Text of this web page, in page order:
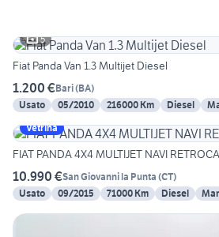
5
Fiat Panda Van 1.3 Multijet Diesel
1.200 €Bari(BA)
Usato
05/2010 216000 Km Diesel
Vetrina
FIAT PANDA 4X4 MULTIJET NAVI
10.990 €San Giovanni la Punta (CT)
Usato
09/2015 71000 Km Diesel